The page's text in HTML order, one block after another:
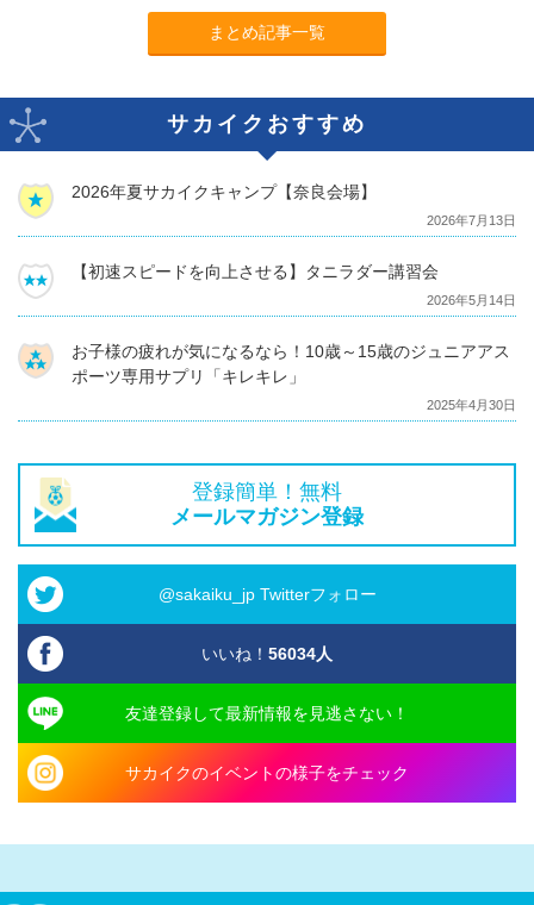
まとめ記事一覧
サカイクおすすめ
2026年夏サカイクキャンプ【奈良会場】
2026年7月13日
【初速スピードを向上させる】タニラダー講習会
2026年5月14日
お子様の疲れが気になるなら！10歳～15歳のジュニアアス
ポーツ専用サプリ「キレキレ」
2025年4月30日
登録簡単！無料
メールマガジン登録
@sakaiku_jp Twitterフォロー
いいね！ 56034人
友達登録して最新情報を見逃さない！
サカイクのイベントの様子をチェック